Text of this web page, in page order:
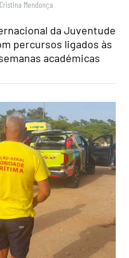
Cristina Mendonça
da Juventude
percursos ligados às
académicas